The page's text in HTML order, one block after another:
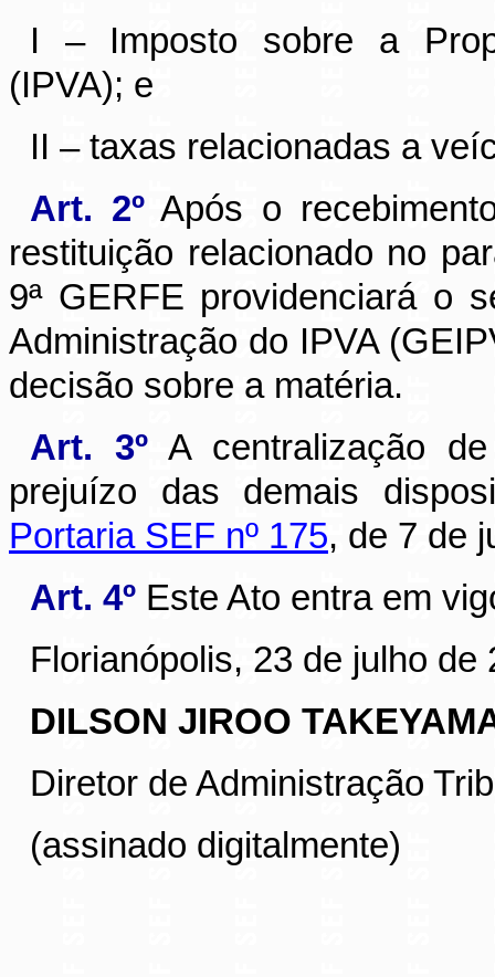
I – Imposto sobre a
(IPVA); e
II – taxas relacionadas a
Art. 2º Após o
restituição relacionado no
9ª GERFE providenciará o
Administração do IPVA
decisão sobre a matéria.
Art. 3º A centralização
prejuízo das demais
Portaria SEF nº 175, de 7 de
Art. 4º Este Ato entra em
Florianópolis, 23 de julho de
DILSON JIROO
Diretor de Administração
(assinado digitalmente)